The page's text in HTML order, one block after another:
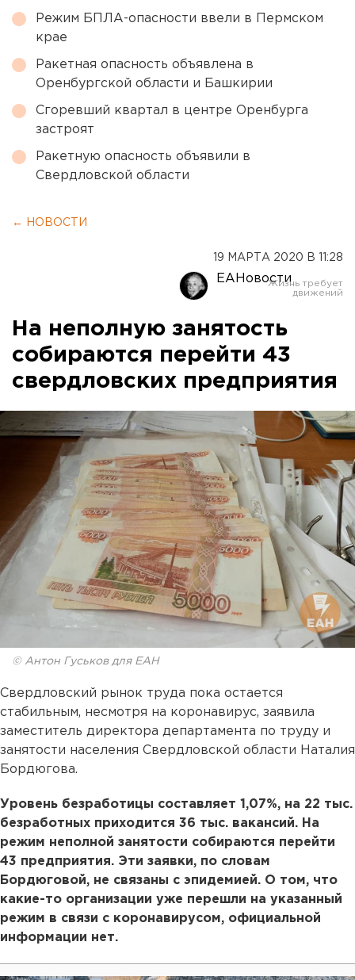
Режим БПЛА-опасности ввели в Пермском
крае
Ракетная опасность объявлена в
Оренбургской области и Башкирии
Сгоревший квартал в центре Оренбурга
застроят
Ракетную опасность объявили в
Свердловской области
← НОВОСТИ
19 МАРТА 2020 В 11:28
ЕАНовости
На неполную занятость
собираются перейти 43
свердловских предприятия
© Антон Гуськов для ЕАН
Свердловский рынок труда пока остается
стабильным, несмотря на коронавирус, заявила
заместитель директора департамента по труду и
занятости населения Свердловской области Наталия
Бордюгова.
Уровень безработицы составляет 1,07%, на 22 тыс.
безработных приходится 36 тыс. вакансий. На
режим неполной занятости собираются перейти
43 предприятия. Эти заявки, по словам
Бордюговой, не связаны с эпидемией. О том, что
какие-то организации уже перешли на указанный
режим в связи с коронавирусом, официальной
информации нет.